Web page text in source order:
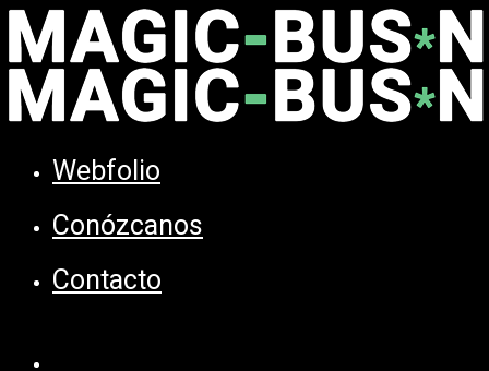
Webfolio
Conózcanos
Contacto